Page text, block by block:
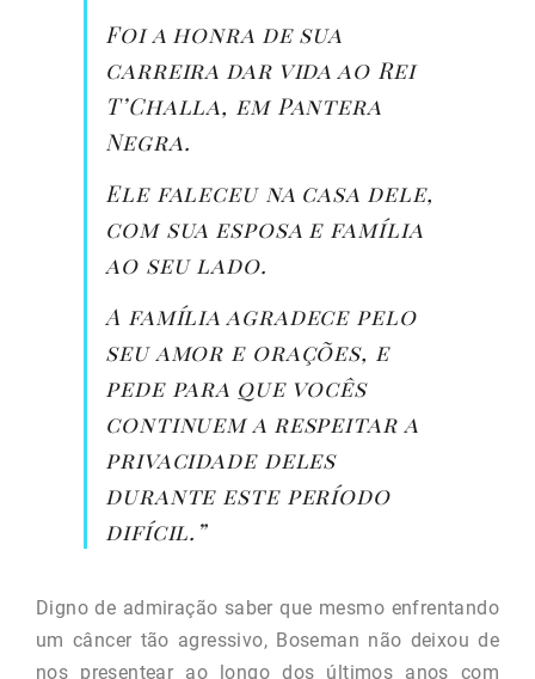
Foi a honra de sua
carreira dar vida ao Rei
T’Challa, em Pantera
Negra.
Ele faleceu na casa dele,
com sua esposa e família
ao seu lado.
A família agradece pelo
seu amor e orações, e
pede para que vocês
continuem a respeitar a
privacidade deles
durante este período
difícil.”
Digno de admiração saber que mesmo enfrentando
um câncer tão agressivo, Boseman não deixou de
nos presentear ao longo dos últimos anos com